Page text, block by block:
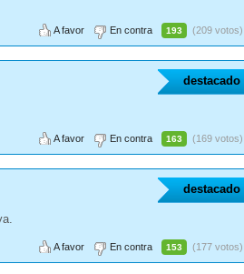
A favor En contra 193 (209 votos)
destacado
A favor En contra 163 (169 votos)
destacado
A favor En contra 153 (177 votos)